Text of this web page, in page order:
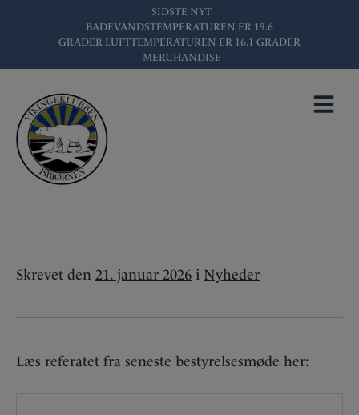
SIDSTE NYT
BADEVANDSTEMPERATUREN ER 19.6
GRADER LUFTTEMPERATUREN ER 16.1 GRADER
MERCHANDISE
REFERAT FRA
Skrevet den 21. januar 2026 i Nyheder
Læs referatet fra seneste bestyrelsesmøde her: